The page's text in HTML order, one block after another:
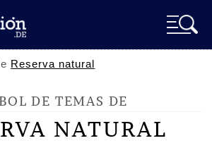
Reserva natural
DE TEMAS DE
NATURAL